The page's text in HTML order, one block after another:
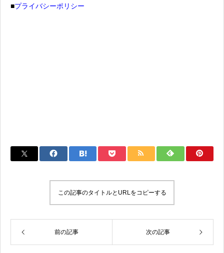
■プライバシーポリシー
この記事のタイトルとURLをコピーする
前の記事 次の記事